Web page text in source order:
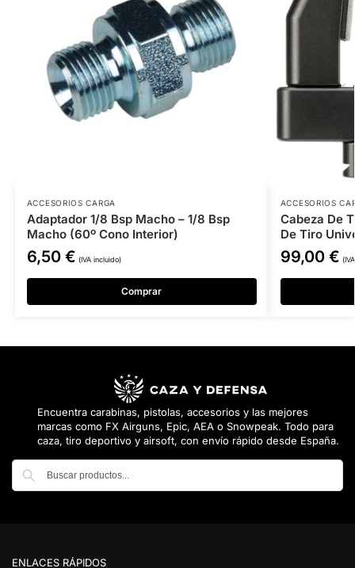
ACCESORIOS CARGA
Adaptador 1/8 Bsp Macho – 1/8 Bsp
Macho (60º Cono Interior)
6,50 € (IVA incluido)
Comprar
ACCESORIOS
Cabeza De
De Tiro
99,00 €
Encuentra carabinas, pistolas, accesorios y las mejores
marcas como FX Airguns, Epic, AEA o Snowpeak. Todo para
caza, tiro deportivo y airsoft, con envío rápido desde España.
ENLACES RÁPIDOS